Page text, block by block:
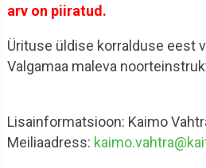
arv on piiratud.
Ürituse üldise korralduse eest
Valgamaa maleva
Lisainformatsioon: Kaimo
Meiliaadress: